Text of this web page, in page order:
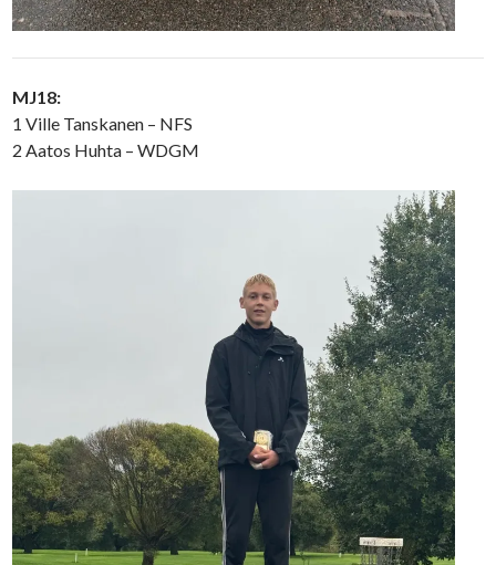
MJ18:
1 Ville Tanskanen – NFS
2 Aatos Huhta – WDGM